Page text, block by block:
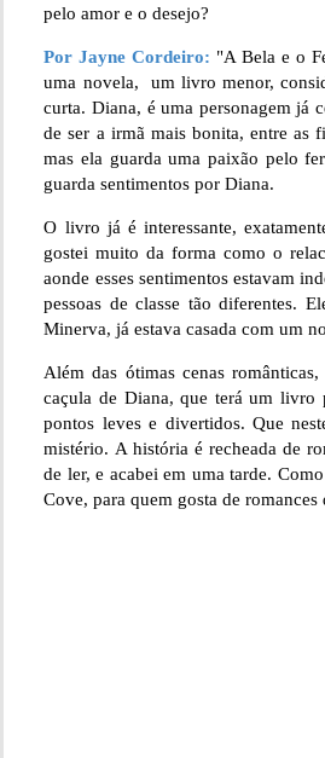
pelo amor e o desejo?
Por Jayne Cordeiro: "A Bela e o
uma novela, um livro menor,
curta. Diana, é uma personagem já
de ser a irmã mais bonita, entre as
mas ela guarda uma paixão pelo
guarda sentimentos por Diana.
O livro já é interessante,
gostei muito da forma como o
aonde esses sentimentos estavam
pessoas de classe tão diferentes.
Minerva, já estava casada com um
Além das ótimas cenas
caçula de Diana, que terá um livro
pontos leves e divertidos. Que
mistério. A história é recheada de
de ler, e acabei em uma tarde.
Cove, para quem gosta de